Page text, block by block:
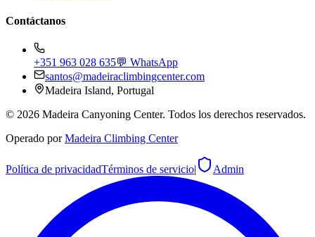
Contáctanos
+351 963 028 635💬 WhatsApp
santos@madeiraclimbingcenter.com
Madeira Island, Portugal
© 2026 Madeira Canyoning Center. Todos los derechos reservados.
Operado por Madeira Climbing Center
Política de privacidadTérminos de servicio| Admin